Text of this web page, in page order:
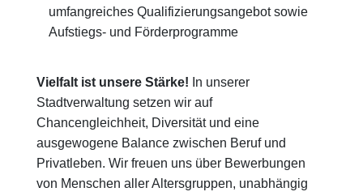
umfangreiches Qualifizierungsangebot sowie
Aufstiegs- und Förderprogramme
Vielfalt ist unsere Stärke! In unserer
Stadtverwaltung setzen wir auf
Chancengleichheit, Diversität und eine
ausgewogene Balance zwischen Beruf und
Privatleben. Wir freuen uns über Bewerbungen
von Menschen aller Altersgruppen, unabhängig